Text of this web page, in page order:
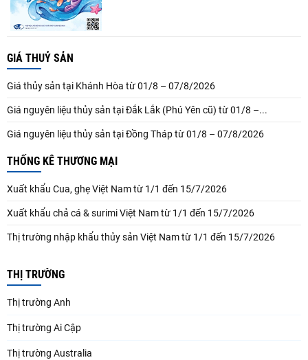
GIÁ THUỶ SẢN
Giá thủy sản tại Khánh Hòa từ 01/8 – 07/8/2026
Giá nguyên liệu thủy sản tại Đắk Lắk (Phú Yên cũ) từ 01/8 –...
Giá nguyên liệu thủy sản tại Đồng Tháp từ 01/8 – 07/8/2026
THỐNG KÊ THƯƠNG MẠI
Xuất khẩu Cua, ghẹ Việt Nam từ 1/1 đến 15/7/2026
Xuất khẩu chả cá & surimi Việt Nam từ 1/1 đến 15/7/2026
Thị trường nhập khẩu thủy sản Việt Nam từ 1/1 đến 15/7/2026
THỊ TRƯỜNG
Thị trường Anh
Thị trường Ai Cập
Thị trường Australia